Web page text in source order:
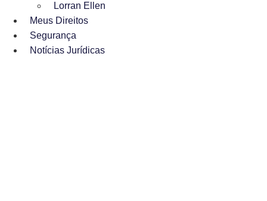
Lorran Ellen
Meus Direitos
Segurança
Notícias Jurídicas